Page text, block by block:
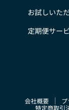
録した場合や
合、過去に会
また一度承認
個人利用以外
お試しいた
定期便サー
会社概要
特定商取引